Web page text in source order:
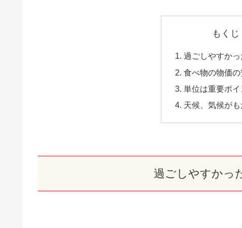
もくじ
過ごしやすか
食べ物の物価の
単位は重要ポイ
天候、気候が
過ごしやすかっ